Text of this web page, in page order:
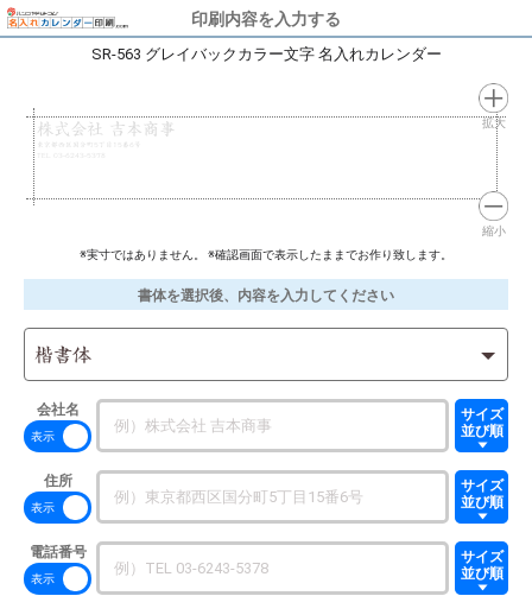
印刷内容を入力する
SR-563 グレイバックカラー文字 名入れカレンダー
株式会社 吉本商事 拡大
縮小
※実寸ではありません。 ※確認画面で表示したままでお作り致します。
書体を選択後、内容を入力してください
楷書体
会社名
サイズ
並び順
住所
サイズ
並び順
電話番号
サイズ
並び順